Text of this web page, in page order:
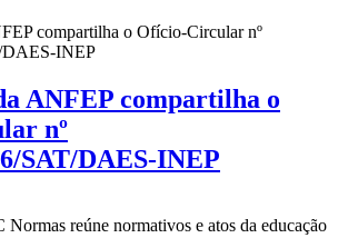
ANFEP compartilha o
nº
SAT/DAES-INEP